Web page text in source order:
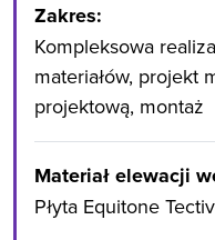
Zakres:
Kompleksowa
materiałów, projekt
projektową, montaż
Materiał elewacji
Płyta Equitone